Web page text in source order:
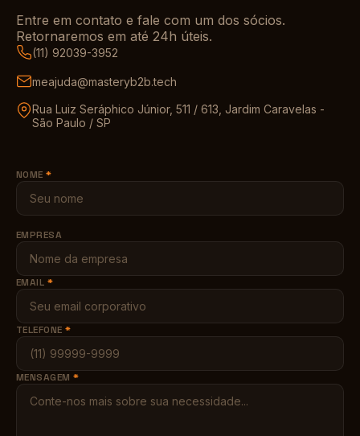
Entre em contato e fale com um dos sócios.
Retornaremos em até 24h úteis.
(11) 92039-3952
meajuda@masteryb2b.tech
Rua Luiz Seráphico Júnior, 511 / 613, Jardim Caravelas -
São Paulo / SP
NOME*
EMPRESA
EMAIL *
TELEFONE*
MENSAGEM*